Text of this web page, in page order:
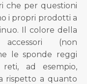
che per questioni
i propri prodotti a
Il colore della
(non
le sponde reggi
ad esempio,
rispetto a quanto